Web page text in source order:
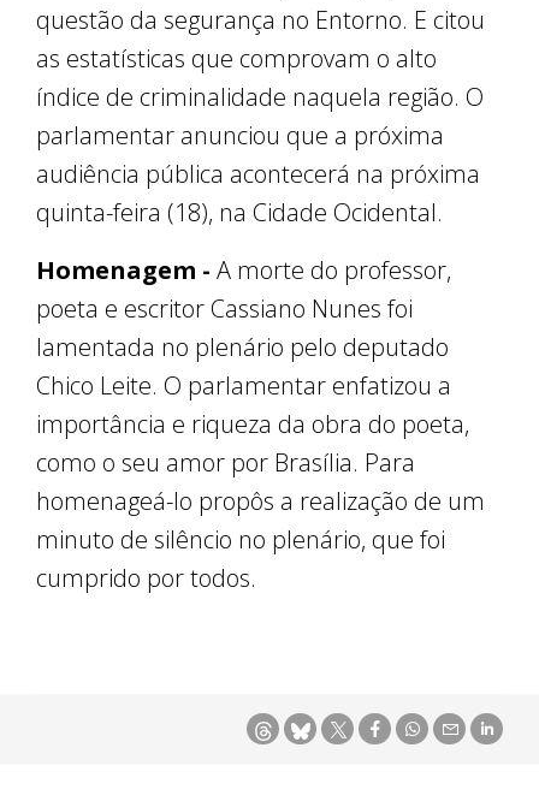
questão da segurança no Entorno. E citou
as estatísticas que comprovam o alto
índice de criminalidade naquela região. O
parlamentar anunciou que a próxima
audiência pública acontecerá na próxima
quinta-feira (18), na Cidade Ocidental.
Homenagem - A morte do professor,
poeta e escritor Cassiano Nunes foi
lamentada no plenário pelo deputado
Chico Leite. O parlamentar enfatizou a
importância e riqueza da obra do poeta,
como o seu amor por Brasília. Para
homenageá-lo propôs a realização de um
minuto de silêncio no plenário, que foi
cumprido por todos.